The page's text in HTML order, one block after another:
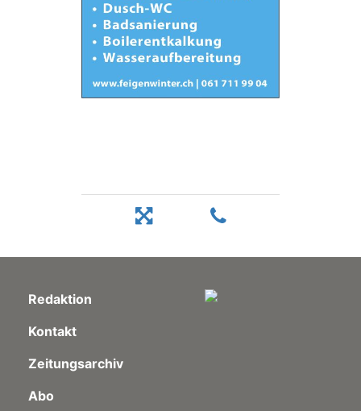
Redaktion
Kontakt
Zeitungsarchiv
Abo